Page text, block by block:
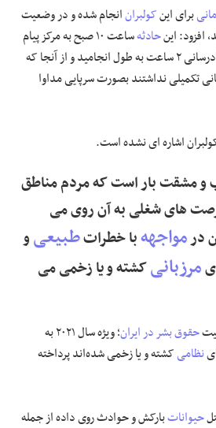
برای اینکولبرانانجام شده و در وضعیت
افزود: اینحادثه
ساعت ۱۰ صبح به مرکز پیام
امدادرسانی ۲ ساعت به طول انجامید و از آنجا که
تکمیلی نداشتند بصورت سرپایی مداوا
اشاره ای نشده است.
و مشقت بار است که مردم مناطق
های شغلی به آن روی می
درمواجههبا خطراتطبیعیو
مرزبانیکشته و‌ یا زخمی می
حقوق بشر در ایران
؛ ویژه سال ۲۰۲۱ به
نظامیکشته و یا زخمی شده‌اند پرداخته
حیواناتبارکش و حوادث روی داده از جمله